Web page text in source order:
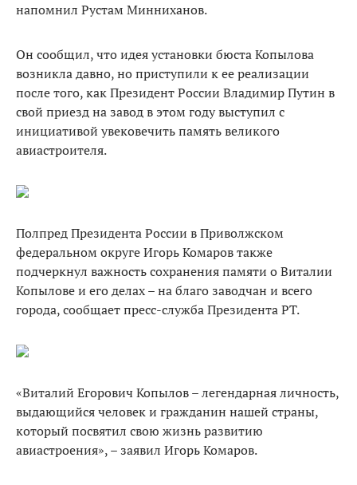
напомнил Рустам Минниханов.
Он сообщил, что идея установки бюста Копылова
возникла давно, но приступили к ее реализации
после того, как Президент России Владимир Путин в
свой приезд на завод в этом году выступил с
инициативой увековечить память великого
авиастроителя.
Полпред Президента России в Приволжском
федеральном округе Игорь Комаров также
подчеркнул важность сохранения памяти о Виталии
Копылове и его делах – на благо заводчан и всего
города, сообщает пресс-служба Президента РТ.
«Виталий Егорович Копылов – легендарная личность,
выдающийся человек и гражданин нашей страны,
который посвятил свою жизнь развитию
авиастроения», – заявил Игорь Комаров.